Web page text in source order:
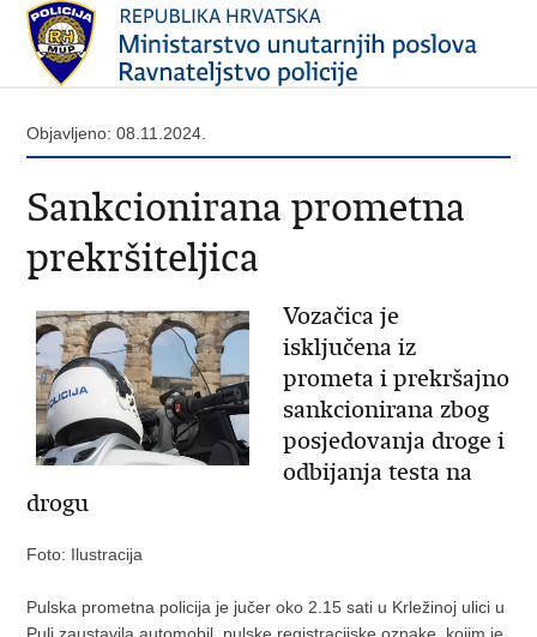
Objavljeno: 08.11.2024.
Sankcionirana prometna
prekršiteljica
Vozačica je
isključena iz
prometa i prekršajno
sankcionirana zbog
posjedovanja droge i
odbijanja testa na
drogu
Foto: Ilustracija
Pulska prometna policija je jučer oko 2.15 sati u Krležinoj ulici u